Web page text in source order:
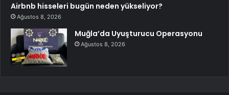
Airbnb hisseleri bugün neden yükseliyor?
Ağustos 8, 2026
Muğla’da Uyuşturucu Operasyonu
Ağustos 8, 2026